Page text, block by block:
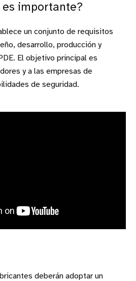
es importante?
un conjunto de requisitos
desarrollo, producción y
El objetivo principal es
y a las empresas de
de seguridad.
deberán adoptar un